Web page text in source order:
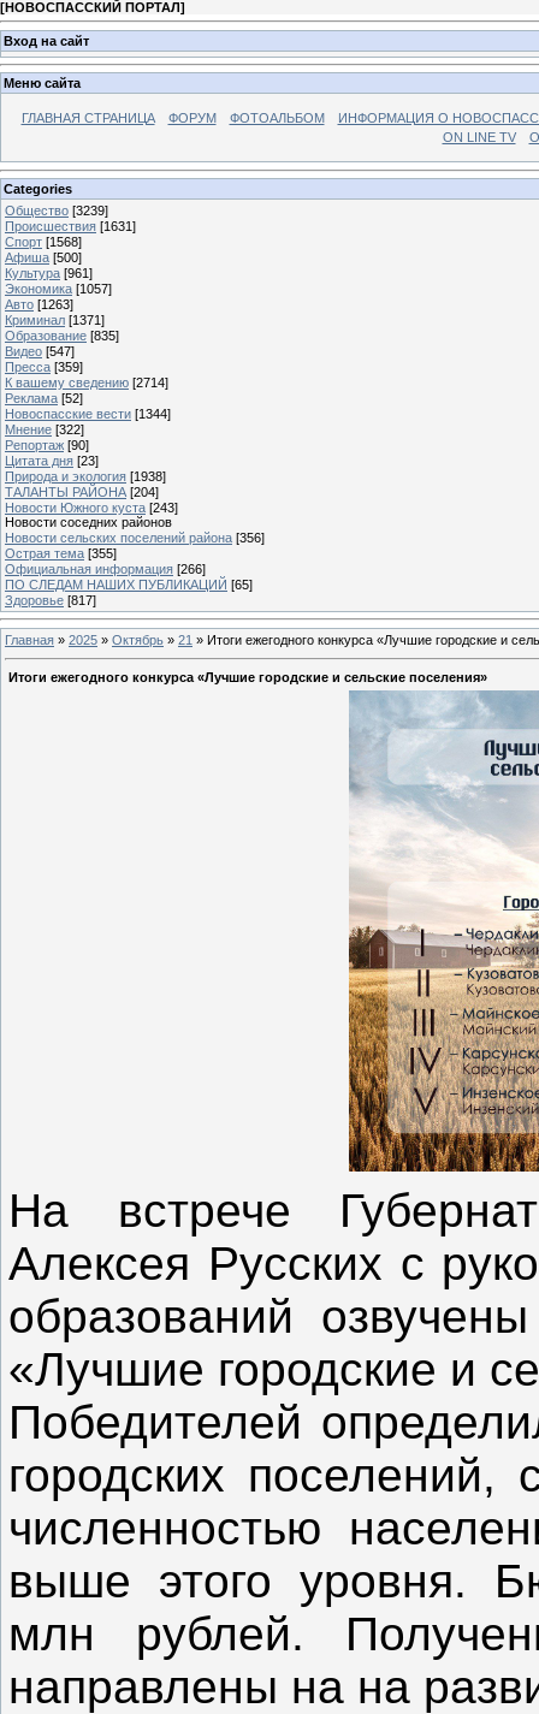
[НОВОСПАССКИЙ ПОРТАЛ]
Вход на сайт
Меню сайта
ГЛАВНАЯ СТРАНИЦА ФОРУМ ФОТОАЛЬБОМ
ИНФОРМАЦИЯ О
ON LINE TV
Categories
Общество [3239]
Происшествия [1631]
Спорт [1568]
Афиша [500]
Культура [961]
Экономика [1057]
Авто [1263]
Криминал [1371]
Образование [835]
Видео [547]
Пресса [359]
К вашему сведению [2714]
Реклама [52]
Новоспасские вести [1344]
Мнение [322]
Репортаж [90]
Цитата дня [23]
Природа и экология [1938]
ТАЛАНТЫ РАЙОНА [204]
Новости Южного куста [243]
Новости соседних районов
Новости сельских поселений района [356]
Острая тема [355]
Официальная информация [266]
ПО СЛЕДАМ НАШИХ ПУБЛИКАЦИЙ [65]
Здоровье [817]
Главная » 2025 » Октябрь » 21 » Итоги ежегодного конкурса «Лучшие городские и
Итоги ежегодного конкурса «Лучшие городские и сельские поселения»
На встрече
Алексея Русских с
образований
«Лучшие городские и
Победителей
городских поселений,
численностью
выше этого уровня.
млн рублей.
направлены на на